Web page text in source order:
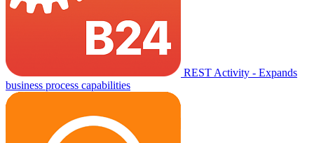
REST Activity - Expands
business process capabilities